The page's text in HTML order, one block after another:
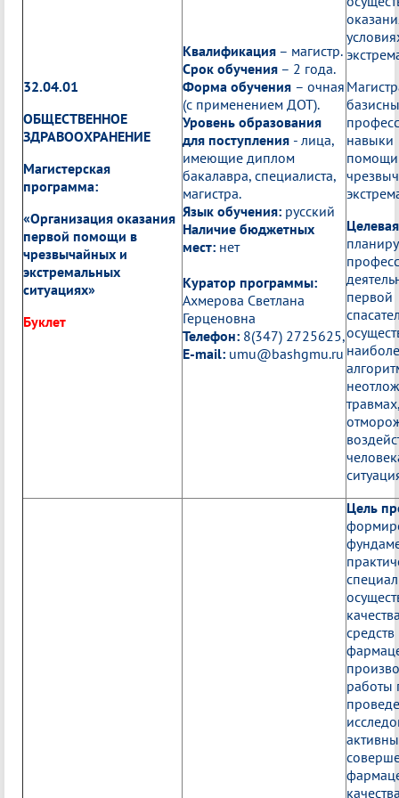
32.04.01
ОБЩЕСТВЕННОЕ
ЗДРАВООХРАНЕНИЕ
Магистерская
программа:
«Организация оказания
первой помощи в
чрезвычайных и
экстремальных
ситуациях»
Буклет
Квалификация – магистр.
Срок обучения – 2 года.
Форма обучения – очная
(с применением ДОТ).
Уровень образования
для поступления - лица,
имеющие диплом
бакалавра, специалиста,
магистра.
Язык обучения: русский
Наличие бюджетных
мест: нет
Куратор программы:
Ахмерова Светлана
Герценовна
Телефон: 8(347) 2725625,
E-mail: umu@bashgmu.ru
Цель
средств
работы